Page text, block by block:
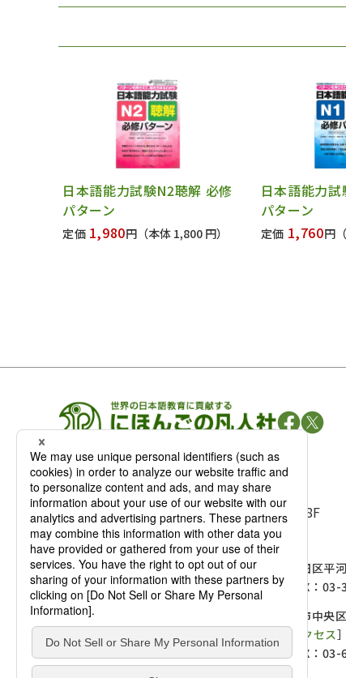
日本語能力試験N2聴解 必修
パターン
定価 1,980円 （本体 1,800 円）
日本語能力
パターン
定価 1,760円
凡人社の出版情報
〒102-0093 東京都千代田区平河町 1-3-13 8F
TEL：03-3263-3959／FAX：03-3263-3116
麹町店
〒102-0093 東京都千代田区平
TEL：03-3239-8673／FAX：
大阪店
〒541-0056 大阪府大阪市中央
アクセス］
TEL：06-4256-2684／FAX：